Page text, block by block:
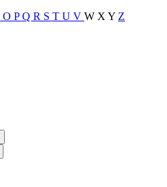
O PQ R S T U V W X Y Z